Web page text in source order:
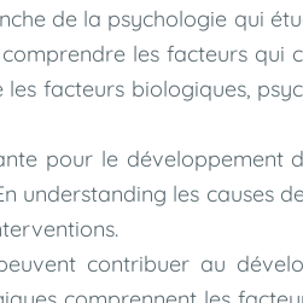
de la psychologie qui
les facteurs qui
facteurs biologiques,
pour le développement
understanding les causes
contribuer au